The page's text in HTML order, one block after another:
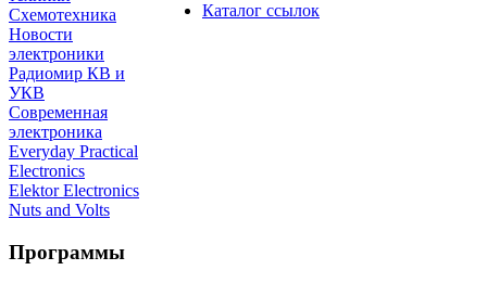
Схемотехника
Новости
электроники
Радиомир КВ и
УКВ
Современная
электроника
Everyday Practical
Electronics
Elektor Electronics
Nuts and Volts
Программы
Каталог ссылок